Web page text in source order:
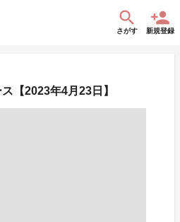
さがす 新規登録
【2023年4月23日】